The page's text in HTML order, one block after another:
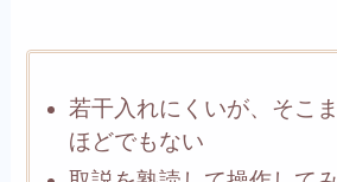
若干入れにくいが、そこ
ほどでもない